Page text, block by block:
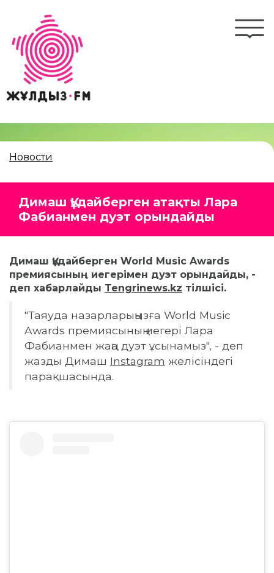
основному
содержанию
Новости
Димаш Құдайберген атақты Лара
Фабианмен дуэт орындайды
Димаш Құдайберген World Music Awards
премиясының иегерімен дуэт орындайды, -
деп хабарлайды Tengrinews.kz тілшісі.
"Таяуда назарларыңызға World Music
Awards премиясының иегері Лара
Фабианмен жаңа дуэт ұсынамыз", - деп
жазды Димаш Instagram желісіндегі
парақшасында.